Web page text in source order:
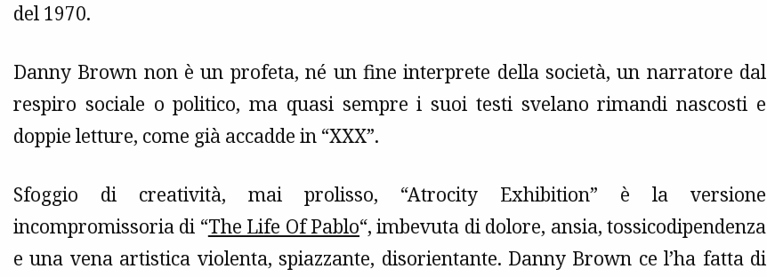
del 1970.
Danny Brown non è un profeta, né un fine interprete della società, un narratore dal
respiro sociale o politico, ma quasi sempre i suoi testi svelano rimandi nascosti e
doppie letture, come già accadde in “XXX”.
Sfoggio di creatività, mai prolisso, “Atrocity Exhibition” è la versione
incompromissoria di “The Life Of Pablo“, imbevuta di dolore, ansia, tossicodipendenza
e una vena artistica violenta, spiazzante, disorientante. Danny Brown ce l’ha fatta di